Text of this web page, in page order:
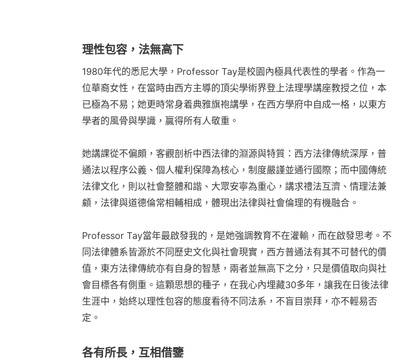
理性包容，法無高下
1980年代的悉尼大學，Professor Tay是校園內極具代表性的學者。作為一
位華裔女性，在當時由西方主導的頂尖學術界登上法理學講座教授之位，本
已極為不易；她更時常身着典雅旗袍講學，在西方學府中自成一格，以東方
學者的風骨與學識，贏得所有人敬重。
她講課從不偏頗，客觀剖析中西法律的淵源與特質：西方法律傳統深厚，普
通法以程序公義、個人權利保障為核心，制度嚴謹並通行國際；而中國傳統
法律文化，則以社會整體和諧、大眾安寧為重心，講求禮法互濟、情理法兼
顧，法律與道德倫常相輔相成，體現出法律與社會倫理的有機融合。
Professor Tay當年最啟發我的，是她強調教育不在灌輸，而在啟發思考。不
同法律體系皆源於不同歷史文化與社會現實，西方普通法有其不可替代的價
值，東方法律傳統亦有自身的智慧，兩者並無高下之分，只是價值取向與社
會目標各有側重。這顆思想的種子，在我心內埋藏30多年，讓我在日後法律
生涯中，始終以理性包容的態度看待不同法系，不盲目崇拜，亦不輕易否
定。
各有所長，互相借鑒